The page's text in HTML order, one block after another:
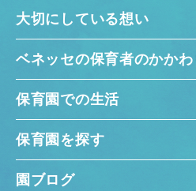
大切にしている想い
ベネッセの保育者のかかわ
保育園での生活
保育園を探す
園ブログ